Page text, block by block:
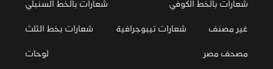
شعارات بالخط السنبلي شعارات بالخط الكوفي
شعارات بخط الثلث شعارات تيبوجرافية غير مصنف
لوحات مصحف مصر